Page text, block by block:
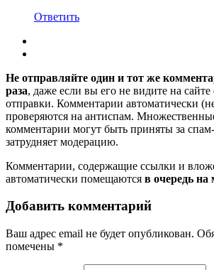
Ответить
Не отправляйте один и тот же
раза, даже если вы его не видите на сайте
отправки. Комментарии автоматически
проверяются на антиспам.
комментарии могут быть приняты за
затрудняет модерацию.
Комментарии, содержащие ссылки и
автоматически помещаются в очередь
Добавить комментарий
Ваш адрес email не будет опубликован.
помечены *